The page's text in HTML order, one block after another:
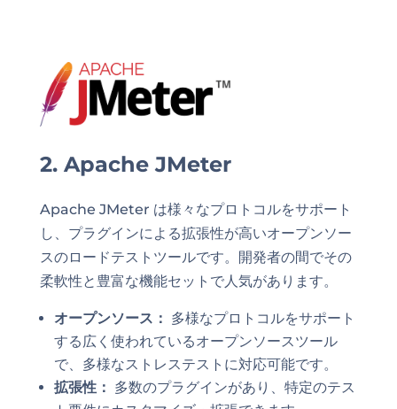
2. Apache JMeter
Apache JMeter は様々なプロトコルをサポート
し、プラグインによる拡張性が高いオープンソー
スのロードテストツールです。開発者の間でその
柔軟性と豊富な機能セットで人気があります。
オープンソース： 多様なプロトコルをサポート
する広く使われているオープンソースツール
で、多様なストレステストに対応可能です。
拡張性： 多数のプラグインがあり、特定のテス